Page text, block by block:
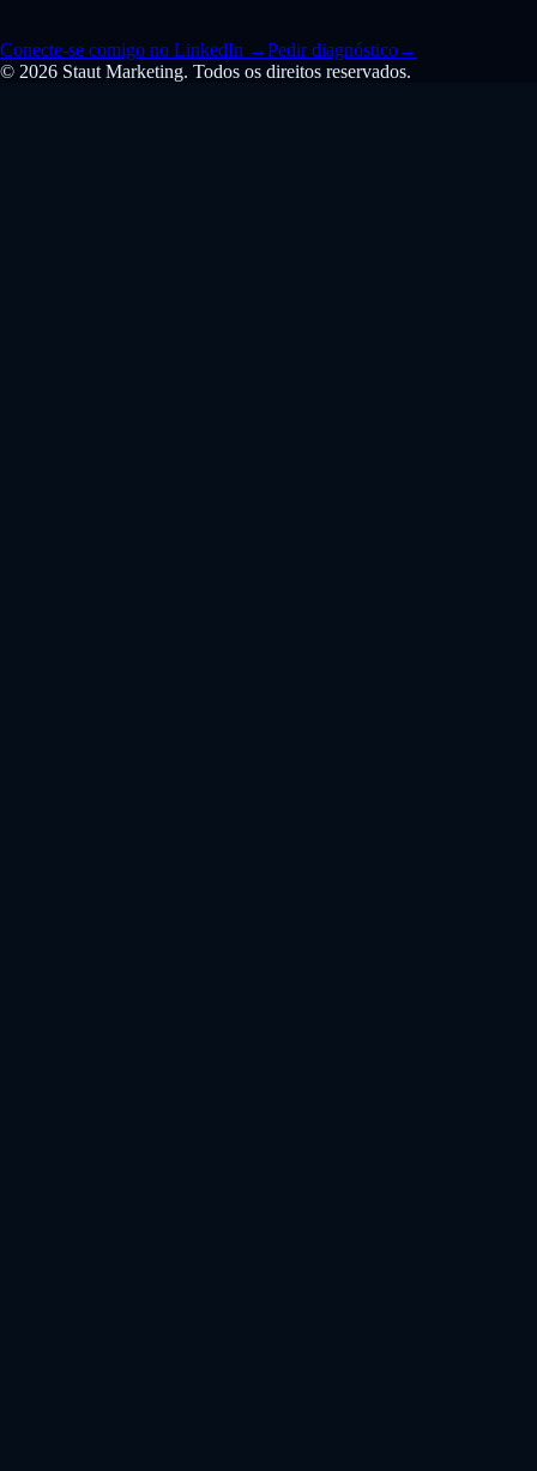
Conecte-se comigo no LinkedIn →Pedir diagnóstico→
© 2026 Staut Marketing. Todos os direitos reservados.